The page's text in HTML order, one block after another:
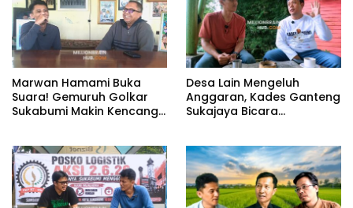
Marwan Hamami Buka
Suara! Gemuruh Golkar
Sukabumi Makin Kencang,
Desa Lain Mengeluh
Anggaran, Kades Ganteng
Sukajaya Bicara